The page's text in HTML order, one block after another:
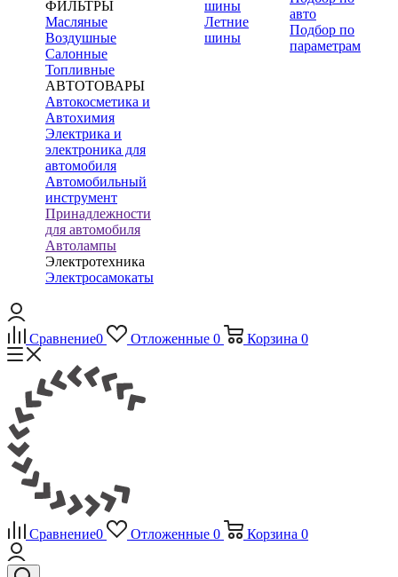
ФИЛЬТРЫ
Масляные
Воздушные
Салонные
Топливные
АВТОТОВАРЫ
Автокосметика и
Автохимия
Электрика и
электроника для
автомобиля
Автомобильный
инструмент
Принадлежности
для автомобиля
Автолампы
Электротехника
Электросамокаты
шины
Летние
шины
авто
Подбор по
параметрам
Сравнение0 Отложенные 0 Корзина 0
Сравнение0 Отложенные 0 Корзина 0